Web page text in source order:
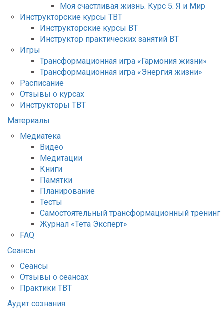
Моя счастливая жизнь. Курс 5. Я и Мир
Инструкторские курсы ТВТ
Инструкторские курсы ВТ
Инструктор практических занятий ВТ
Игры
Трансформационная игра «Гармония жизни»
Трансформационная игра «Энергия жизни»
Расписание
Отзывы о курсах
Инструкторы ТВТ
Материалы
Медиатека
Видео
Медитации
Книги
Памятки
Планирование
Тесты
Самостоятельный трансформационный тренинг
Журнал «Тета Эксперт»
FAQ
Сеансы
Сеансы
Отзывы о сеансах
Практики ТВТ
Аудит сознания